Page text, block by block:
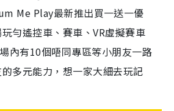
Me Play最新推出買一送一優
勻遙控車、賽車、VR虛擬賽車
內有10個唔同專區等小朋友一路
多元能力，想一家大細去玩記